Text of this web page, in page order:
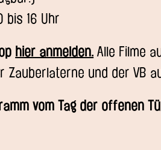
bis 16 Uhr
hier anmelden. Alle Filme
Zauberlaterne und der VB
vom Tag der offenen